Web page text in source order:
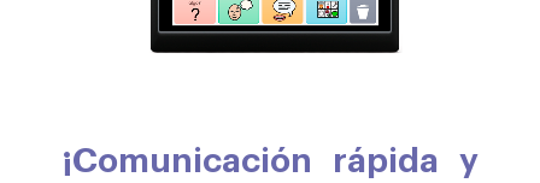
¡Comunicación rápida y